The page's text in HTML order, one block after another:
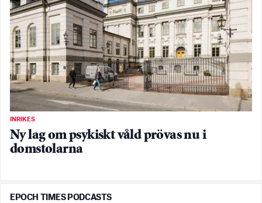
INRIKES
Ny lag om psykiskt våld prövas nu i
domstolarna
EPOCH TIMES PODCASTS